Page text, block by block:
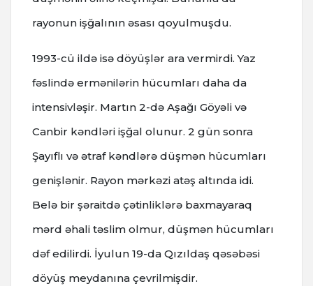
rayonun işğalının əsası qoyulmuşdu.
1993-cü ildə isə döyüşlər ara vermirdi. Yaz
fəslində ermənilərin hücumları daha da
intensivləşir. Martın 2-də Aşağı Göyəli və
Canbir kəndləri işğal olunur. 2 gün sonra
Şayıflı və ətraf kəndlərə düşmən hücumları
genişlənir. Rayon mərkəzi atəş altında idi.
Belə bir şəraitdə çətinliklərə baxmayaraq
mərd əhali təslim olmur, düşmən hücumları
dəf edilirdi. İyulun 19-da Qızıldaş qəsəbəsi
döyüş meydanına çevrilmişdir.